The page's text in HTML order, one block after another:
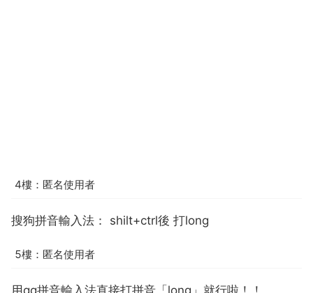
4樓：匿名使用者
搜狗拼音輸入法： shilt+ctrl後 打long
5樓：匿名使用者
用qq拼音輸入法直接打拼音「long」就行啦！！